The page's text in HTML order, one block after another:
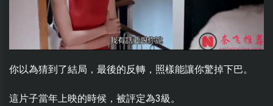
你以為猜到了結局，最後的反轉，照樣能讓你驚掉下巴。
這片子當年上映的時候，被評定為3級。